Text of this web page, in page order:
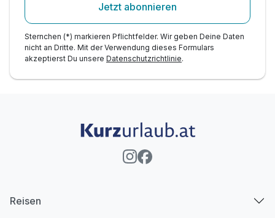
Jetzt abonnieren
Sternchen (*) markieren Pflichtfelder. Wir geben Deine Daten
nicht an Dritte. Mit der Verwendung dieses Formulars
akzeptierst Du unsere Datenschutzrichtlinie.
Reisen